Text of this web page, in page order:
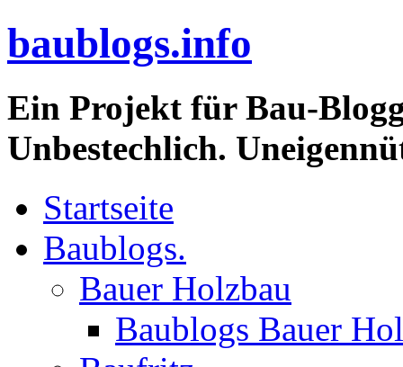
baublogs.info
Ein Projekt für Bau-
Unbestechlich.
Startseite
Baublogs.
Bauer Holzbau
Baublogs Bauer